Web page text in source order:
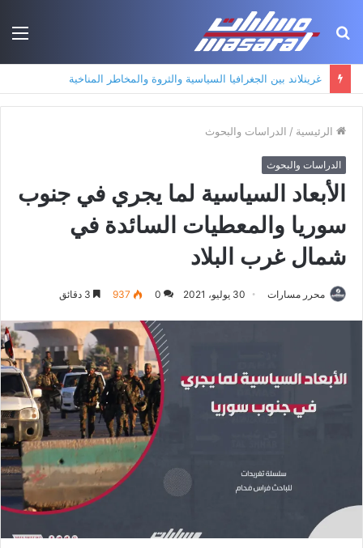
بحث
الرئيسية / الدراسات والبحوث
الدراسات والبحوث
الأبعاد السياسية لما يجري في جنوب
سوريا والمعطيات السائدة في
شمال غرب البلاد
محرر مسارات 30 يوليو، 2021 0
937